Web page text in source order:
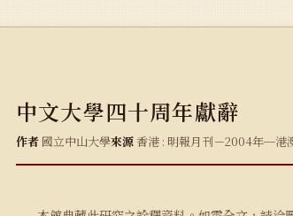
中文大學四十周年獻辭
作者 國立中山大學來源香港 : 明報月刊－2004年─港